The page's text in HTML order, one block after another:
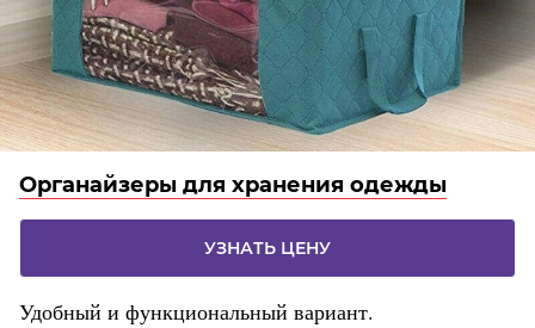
Органайзеры для хранения одежды
УЗНАТЬ ЦЕНУ
Удобный и функциональный вариант.